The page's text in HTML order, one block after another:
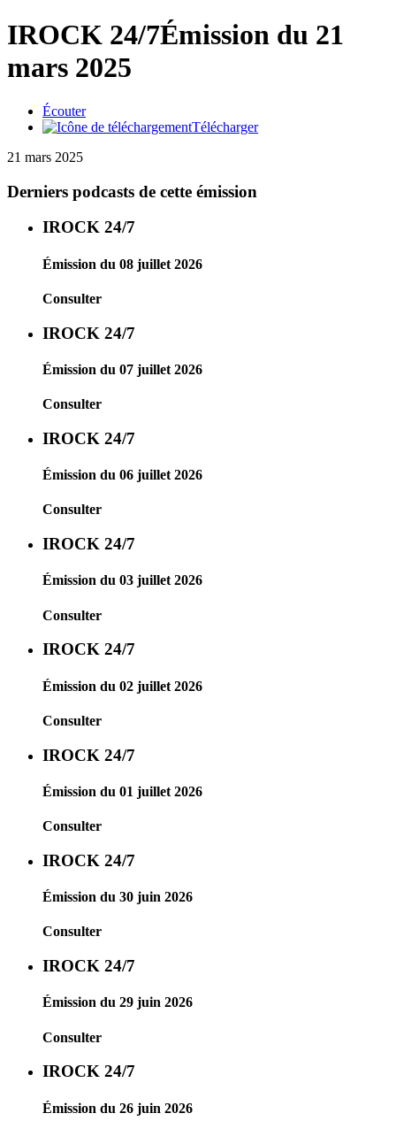
IROCK 24/7Émission du 21
mars 2025
Écouter
Télécharger
21 mars 2025
Derniers podcasts de cette émission
IROCK 24/7
Émission du 08 juillet 2026
Consulter
IROCK 24/7
Émission du 07 juillet 2026
Consulter
IROCK 24/7
Émission du 06 juillet 2026
Consulter
IROCK 24/7
Émission du 03 juillet 2026
Consulter
IROCK 24/7
Émission du 02 juillet 2026
Consulter
IROCK 24/7
Émission du 01 juillet 2026
Consulter
IROCK 24/7
Émission du 30 juin 2026
Consulter
IROCK 24/7
Émission du 29 juin 2026
Consulter
IROCK 24/7
Émission du 26 juin 2026